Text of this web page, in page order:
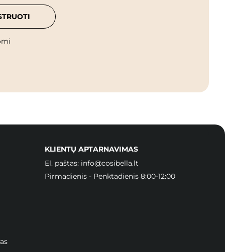
KLIENTŲ APTARNAVIMAS
El. paštas: info@cosibella.lt
Pirmadienis - Penktadienis 8:00-12:00